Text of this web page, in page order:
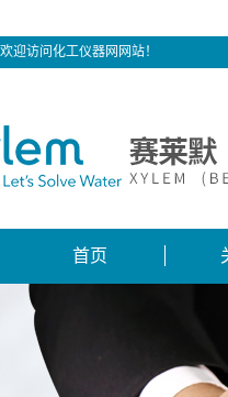
欢迎访问化工仪器网网站！
首页